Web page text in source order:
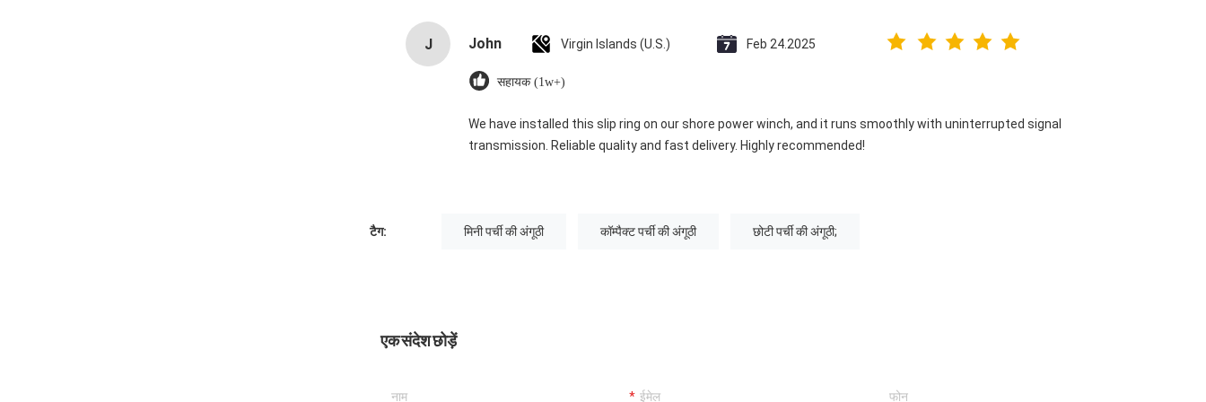
J John Virgin Islands (U.S.) Feb 24.2025
सहायक (1w+)
We have installed this slip ring on our shore power winch, and it runs smoothly with uninterrupted signal
transmission. Reliable quality and fast delivery. Highly recommended!
टैग: मिनी पर्ची की अंगूठी कॉम्पैक्ट पर्ची की अंगूठी छोटी पर्ची की अंगूठी;
एक संदेश छोड़ें